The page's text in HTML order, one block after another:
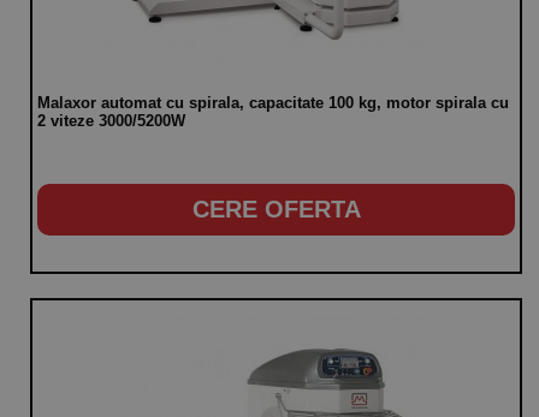
Malaxor automat cu spirala, capacitate 100 kg, motor spirala cu
2 viteze 3000/5200W
CERE OFERTA